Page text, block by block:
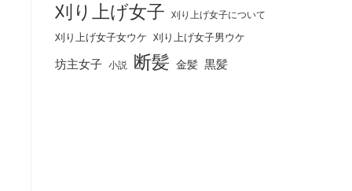
刈り上げ女子 刈り上げ女子について
刈り上げ女子女ウケ 刈り上げ女子男ウケ
坊主女子 小説 断髪 金髪 黒髪